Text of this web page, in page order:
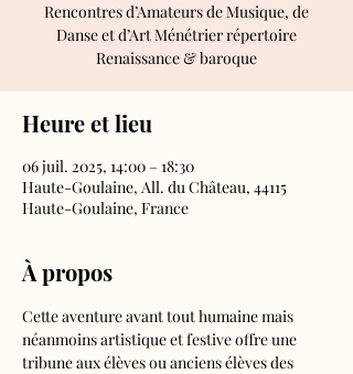
Rencontres d’Amateurs de Musique, de
Danse et d’Art Ménétrier répertoire
Renaissance & baroque
Heure et lieu
06 juil. 2025, 14:00 – 18:30
Haute-Goulaine, All. du Château, 44115
Haute-Goulaine, France
À propos
Cette aventure avant tout humaine mais
néanmoins artistique et festive offre une
tribune aux élèves ou anciens élèves des